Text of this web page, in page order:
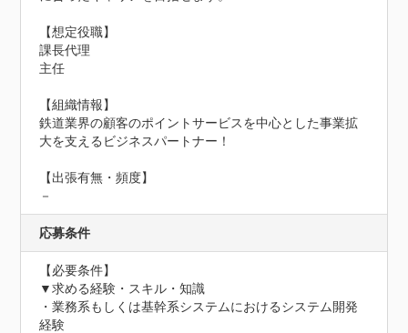
【想定役職】
課長代理
主任
【組織情報】
鉄道業界の顧客のポイントサービスを中心とした事業拡
大を支えるビジネスパートナー！
【出張有無・頻度】
－
応募条件
【必要条件】
▼求める経験・スキル・知識
・業務系もしくは基幹系システムにおけるシステム開発
経験